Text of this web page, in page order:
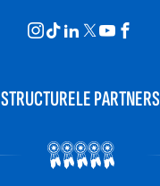
STRUCTURELE PARTNERS